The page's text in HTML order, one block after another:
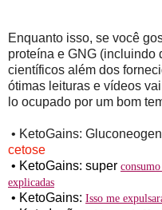
Enquanto isso, se você
proteína e GNG (incluindo
científicos além dos
ótimas leituras e vídeos
lo ocupado por um bom
• KetoGains:
cetose
• KetoGains: super
explicadas
• KetoGains: Isso me